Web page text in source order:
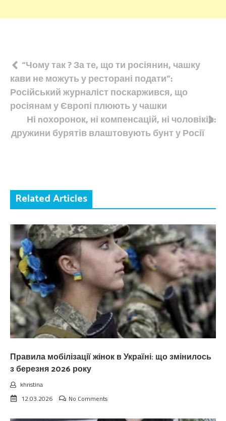
Навігація
записів
“Чому так ? За те, що ти росіянин, чашку
кави не можуть у ресторані подати”:
Російський журналіст поскаржився, що
росіянам у Європі плюють у чашки
Ні nохоронок, ні компенсацій, ні чоловіків:
дружини бурятів влаштовують бунт у Росії
Related Articles
Правила мобілізації жінок в Україні: що змінилось
з березня 2026 року
khristina
12.03.2026
No Comments